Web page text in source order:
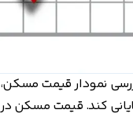
نمودار قیمت
کند. قیمت مسکن